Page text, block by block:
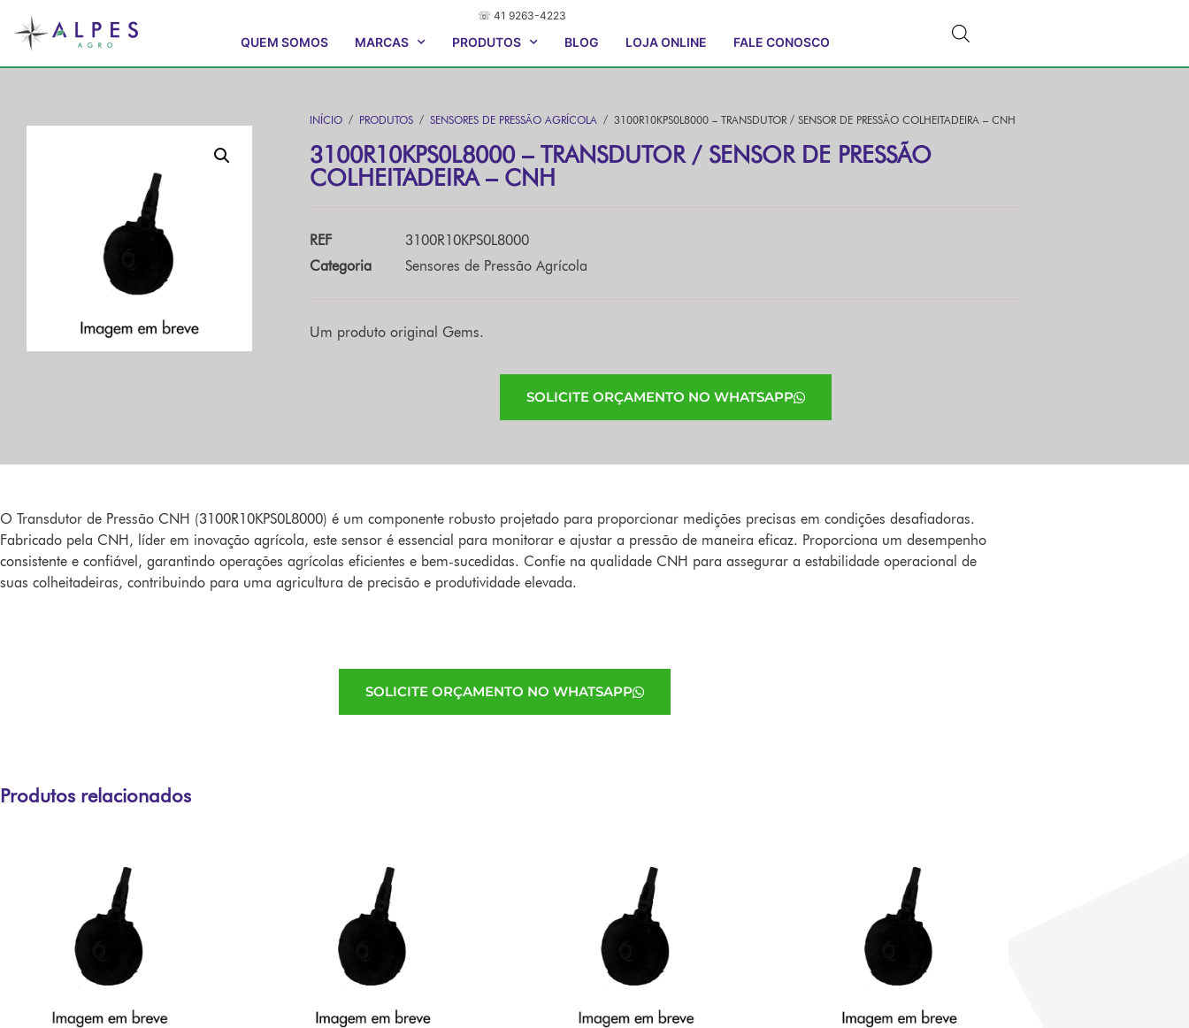
☏ 41 9263-4223
QUEM SOMOS MARCAS PRODUTOS BLOG LOJA ONLINE FALE CONOSCO
INÍCIO / PRODUTOS / SENSORES DE PRESSÃO AGRÍCOLA / 3100R10KPS0L8000 – TRANSDUTOR / SENSOR DE PRESSÃO COLHEITADEIRA – CNH
3100R10KPS0L8000 – TRANSDUTOR / SENSOR DE PRESSÃO
COLHEITADEIRA – CNH
REF
3100R10KPS0L8000
Categoria
Sensores de Pressão Agrícola
Um produto original Gems.
SOLICITE ORÇAMENTO NO WHATSAPP
O Transdutor de Pressão CNH (3100R10KPS0L8000) é um componente robusto projetado para proporcionar medições precisas em condições desafiadoras.
Fabricado pela CNH, líder em inovação agrícola, este sensor é essencial para monitorar e ajustar a pressão de maneira eficaz. Proporciona um desempenho
consistente e confiável, garantindo operações agrícolas eficientes e bem-sucedidas. Confie na qualidade CNH para assegurar a estabilidade operacional de
suas colheitadeiras, contribuindo para uma agricultura de precisão e produtividade elevada.
SOLICITE ORÇAMENTO NO WHATSAPP
Produtos relacionados